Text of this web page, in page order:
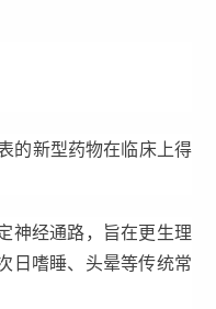
的新型药物在临床上得
神经通路，旨在更生理
日嗜睡、头晕等传统常